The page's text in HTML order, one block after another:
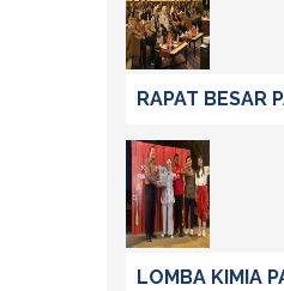
RAPAT BESAR
LOMBA KIMIA